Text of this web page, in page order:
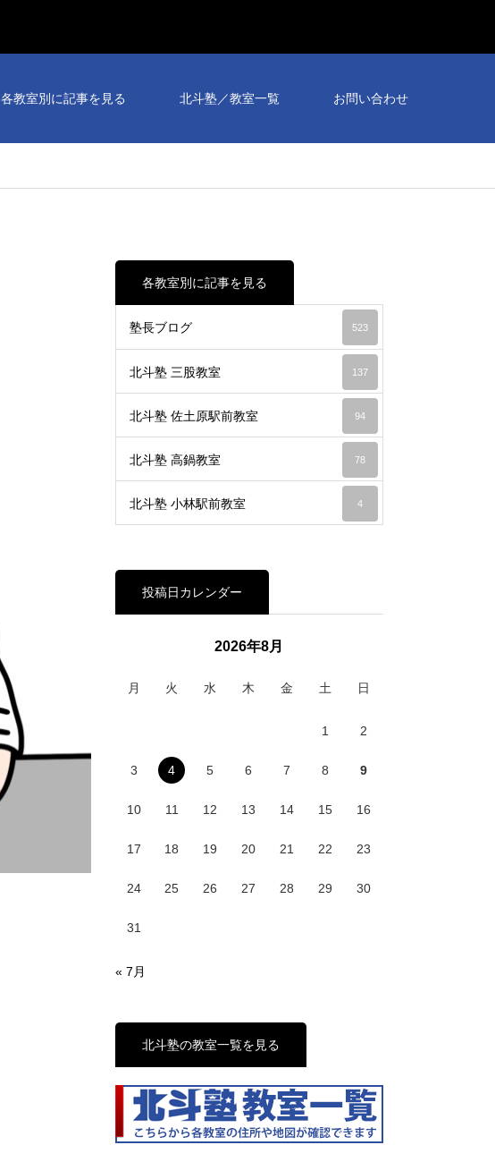
各教室別に記事を見る 北斗塾／教室一覧 お問い合わせ
各教室別に記事を見る
塾長ブログ 523
北斗塾 三股教室 137
北斗塾 佐土原駅前教室 94
北斗塾 高鍋教室 78
北斗塾 小林駅前教室 4
投稿日カレンダー
2026年8月
月 火 水 木 金 土 日
1 2
3 4 5 6 7 8 9
10 11 12 13 14 15 16
17 18 19 20 21 22 23
24 25 26 27 28 29 30
31
« 7月
北斗塾の教室一覧を見る